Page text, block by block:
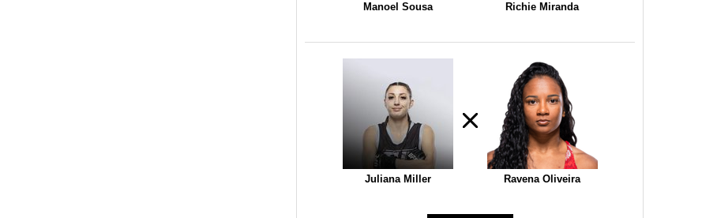
Manoel Sousa Richie Miranda
Juliana Miller Ravena Oliveira